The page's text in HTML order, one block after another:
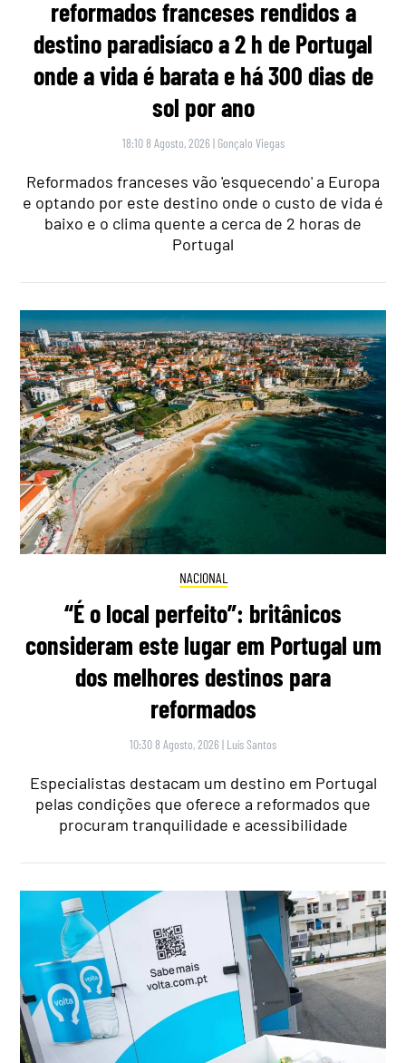
reformados franceses rendidos a
destino paradisíaco a 2 h de Portugal
onde a vida é barata e há 300 dias de
sol por ano
18:10 8 Agosto, 2026 | Gonçalo Viegas
Reformados franceses vão 'esquecendo' a Europa
e optando por este destino onde o custo de vida é
baixo e o clima quente a cerca de 2 horas de
Portugal
NACIONAL
“É o local perfeito”: britânicos
consideram este lugar em Portugal um
dos melhores destinos para
reformados
10:30 8 Agosto, 2026 | Luís Santos
Especialistas destacam um destino em Portugal
pelas condições que oferece a reformados que
procuram tranquilidade e acessibilidade